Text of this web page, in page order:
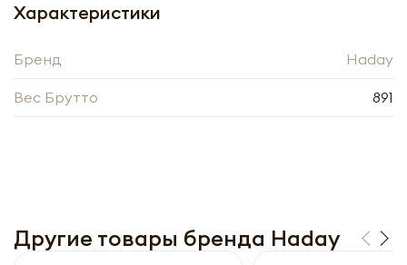
Характеристики
Бренд Haday
Вес Брутто 891
Другие товары бренда Haday